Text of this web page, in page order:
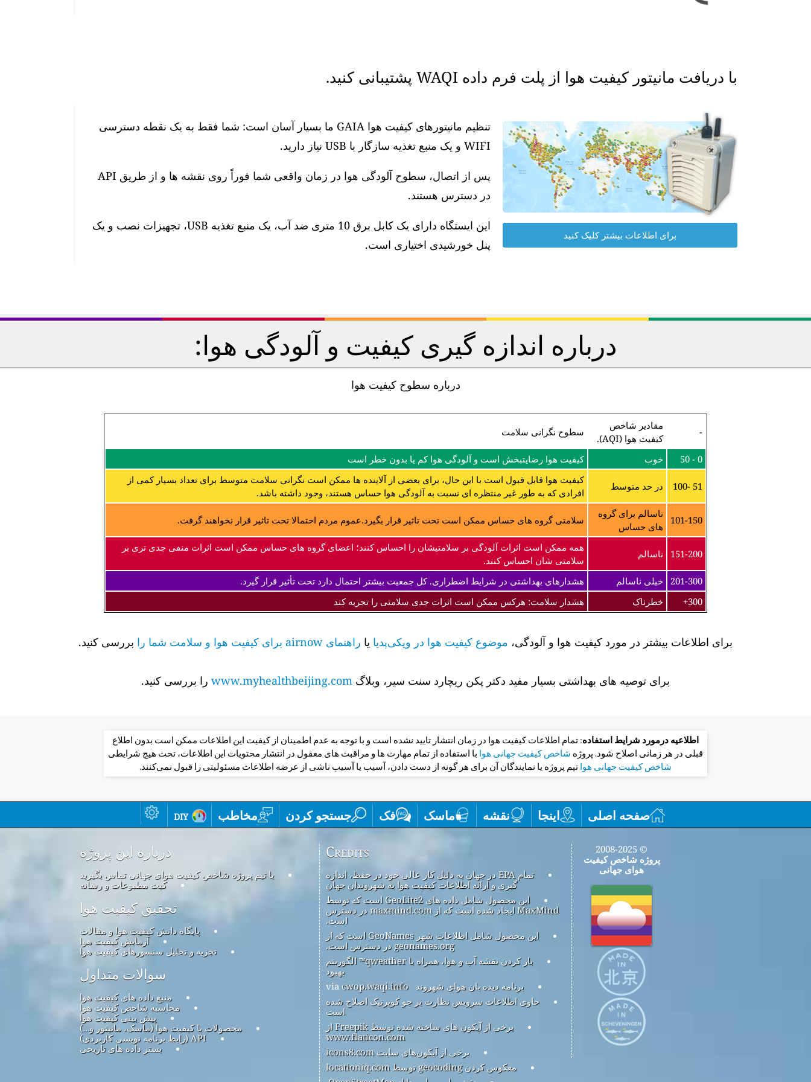
با دریافت مانیتور کیفیت هوا از پلت فرم داده WAQI پشتیبانی کنید.
تنظیم مانیتورهای کیفیت هوا GAIA ما بسیار آسان است: شما فقط به یک نقطه دسترسی
WIFI و یک منبع تغذیه سازگار با USB نیاز دارید.
پس از اتصال، سطوح آلودگی هوا در زمان واقعی شما فوراً روی نقشه ها و از طریق API
در دسترس هستند.
این ایستگاه دارای یک کابل برق 10 متری ضد آب، یک منبع تغذیه USB، تجهیزات نصب و یک
پنل خورشیدی اختیاری است.
برای اطلاعات بیشتر کلیک کنید
درباره اندازه گیری کیفیت و آلودگی هوا:
درباره سطوح کیفیت هوا
-
مقادیر شاخص
کیفیت هوا (AQI).
سطوح نگرانی سلامت
0 - 50 خوب کیفیت هوا رضایتبخش است و آلودگی هوا کم یا بدون خطر است
51 -100 در حد متوسط
کیفیت هوا قابل قبول است با این حال، برای بعضی از آلاینده ها ممکن است نگرانی سلامت متوسط برای تعداد بسیار کمی از
افرادی که به طور غیر منتظره ای نسبت به آلودگی هوا حساس هستند، وجود داشته باشد.
101-150
ناسالم برای گروه
های حساس
سلامتی گروه های حساس ممکن است تحت تاثیر قرار بگیرد.عموم مردم احتمالا تحت تاثیر قرار نخواهند گرفت.
151-200 ناسالم
همه ممکن است اثرات آلودگی بر سلامتیشان را احساس کنند؛ اعضای گروه های حساس ممکن است اثرات منفی جدی تری بر
سلامتی شان احساس کنند.
201-300 خیلی ناسالم
هشدارهای بهداشتی در شرایط اضطراری. کل جمعیت بیشتر احتمال دارد تحت تأثیر قرار گیرد.
300+
خطرناک هشدار سلامت: هرکس ممکن است اثرات جدی سلامتی را تجربه کند
برای اطلاعات بیشتر در مورد کیفیت هوا و آلودگی، موضوع کیفیت هوا در ویکی‌پدیا یا راهنمای airnow برای کیفیت هوا و سلامت شما را بررسی کنید.
برای توصیه های بهداشتی بسیار مفید دکتر پکن ریچارد سنت سیر، وبلاگ www.myhealthbeijing.com را بررسی کنید.
اطلاعیه درمورد شرایط استفاده: تمام اطلاعات کیفیت هوا در زمان انتشار تایید نشده است و با توجه به عدم اطمینان از کیفیت این اطلاعات ممکن است بدون اطلاع
قبلی در هر زمانی اصلاح شود. پروژه شاخص کیفیت جهانی هوا با استفاده از تمام مهارت ها و مراقبت های معقول در انتشار محتویات این اطلاعات، تحت هیچ شرایطی
شاخص کیفیت جهانی هوا تیم پروژه یا نمایندگان آن برای هر گونه از دست دادن، آسیب یا آسیب ناشی از عرضه اطلاعات مسئولیتی را قبول نمی‌کنند.
صفحه اصلی اینجا نقشه ماسک فک جستجو کردن مخاطب diy
درباره این پروژه
با تیم پروژه شاخص کیفیت هوای جهانی تماس بگیرید
کیت مطبوعات و رسانه
تحقیق کیفیت هوا
پایگاه دانش کیفیت هوا و مقالات
آزمایش کیفیت هوا
تجزیه و تحلیل سنسورهای کیفیت هوا
سوالات متداول
منبع داده های کیفیت هوا
محاسبه شاخص کیفیت هوا
پیش بینی کیفیت هوا
محصولات با کیفیت هوا (ماسک، مانیتور و…)
API (رابط برنامه نویسی کاربردی)
بستر داده های تاریخی
Credits
تمام EPA در جهان به دلیل کار عالی خود در حفظ، اندازه
گیری و ارائه اطلاعات کیفیت هوا به شهروندان جهان
این محصول شامل داده های GeoLite2 است که توسط
MaxMind ایجاد شده است که از maxmind.com در دسترس
است.
این محصول شامل اطلاعات شهر GeoNames است که از
geonames.org در دسترس است.
باز کردن نقشه آب و هوا، همراه با qweather™ الگوریتم
بهبود
برنامه دیده بان هوای شهروند
cwop.waqi.info
حاوی اطلاعات سرویس نظارت بر جو کوپرنیک اصلاح شده
است
برخی از آیکون های ساخته شده توسط Freepik از
www.flaticon.com
برخی از آیکون‌های سایت icons8.com
معکوس کردن geocoding توسط locationiq.com
© 2008-2025
پروژه شاخص کیفیت
هوای جهانی